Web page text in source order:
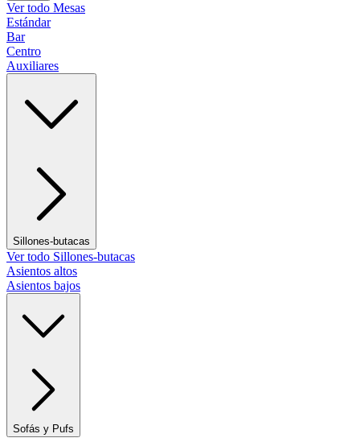
Ver todo Mesas
Estándar
Bar
Centro
Auxiliares
Sillones-butacas
Ver todo Sillones-butacas
Asientos altos
Asientos bajos
Sofás y Pufs